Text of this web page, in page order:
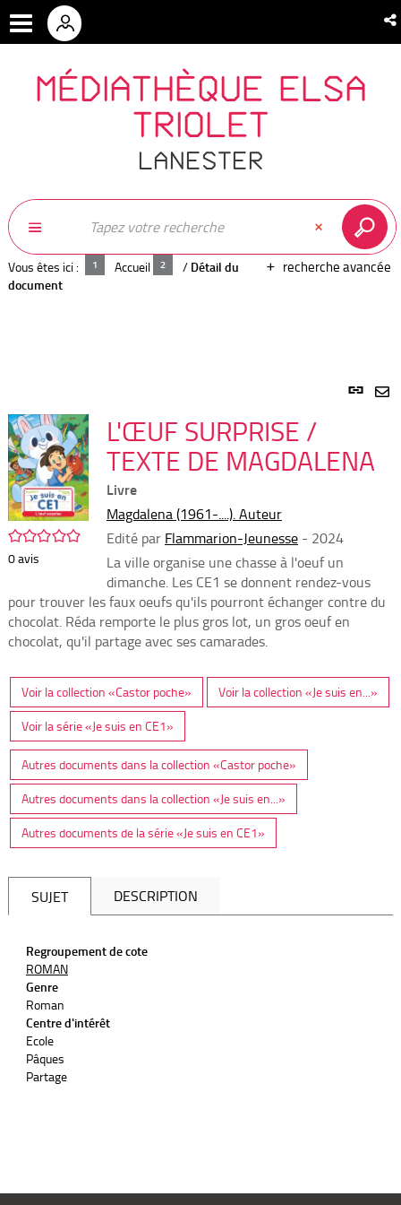
MÉDIATHÈQUE ELSA
TRIOLET
LANESTER
recherche avancée
Vous êtes ici : Accueil / Détail du
document
Lien
/5
0avis
L'ŒUF SURPRISE /
TEXTE DE MAGDALENA
Livre
Magdalena (1961-....). Auteur
Edité par Flammarion-Jeunesse - 2024
La ville organise une chasse à l'oeuf un
dimanche. Les CE1 se donnent rendez-vous
pour trouver les faux oeufs qu'ils pourront échanger contre du
chocolat. Réda remporte le plus gros lot, un gros oeuf en
chocolat, qu'il partage avec ses camarades.
Voir la collection «Castor poche»
Voir la collection «Je suis en...»
Voir la série «Je suis en CE1»
Autres documents dans la collection «Castor poche»
Autres documents dans la collection «Je suis en...»
Autres documents de la série «Je suis en CE1»
SUJET DESCRIPTION
Regroupement de cote
ROMAN
Genre
Roman
Centre d'intérêt
Ecole
Pâques
Partage